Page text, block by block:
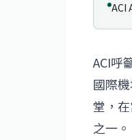
ACI
ACI呼
國際
堂，
之一。